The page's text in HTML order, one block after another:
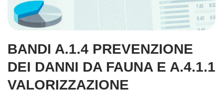
BANDI A.1.4 PREVENZIONE
DEI DANNI DA FAUNA E A.4.1.1
VALORIZZAZIONE